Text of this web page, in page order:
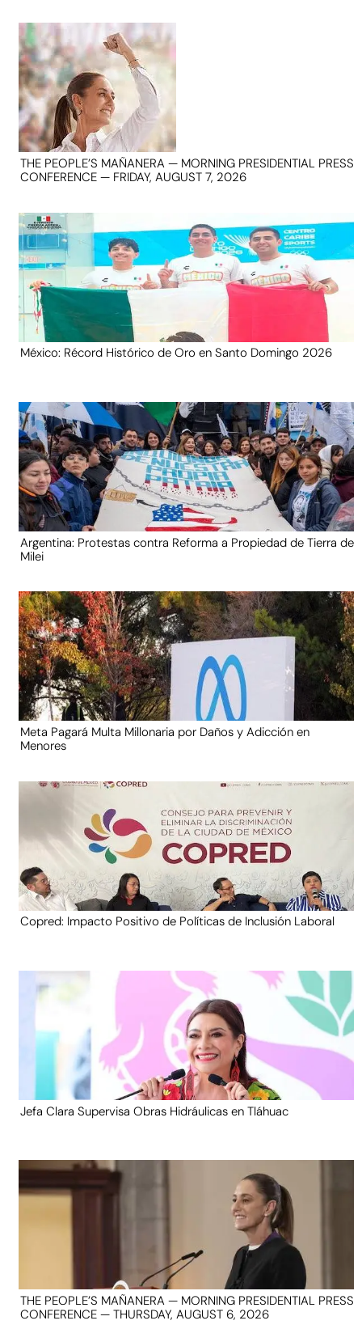
THE PEOPLE’S MAÑANERA — MORNING PRESIDENTIAL PRESS
CONFERENCE — FRIDAY, AUGUST 7, 2026
México: Récord Histórico de Oro en Santo Domingo 2026
Argentina: Protestas contra Reforma a Propiedad de Tierra de
Milei
Meta Pagará Multa Millonaria por Daños y Adicción en
Menores
Copred: Impacto Positivo de Políticas de Inclusión Laboral
Jefa Clara Supervisa Obras Hidráulicas en Tláhuac
THE PEOPLE’S MAÑANERA — MORNING PRESIDENTIAL PRESS
CONFERENCE — THURSDAY, AUGUST 6, 2026